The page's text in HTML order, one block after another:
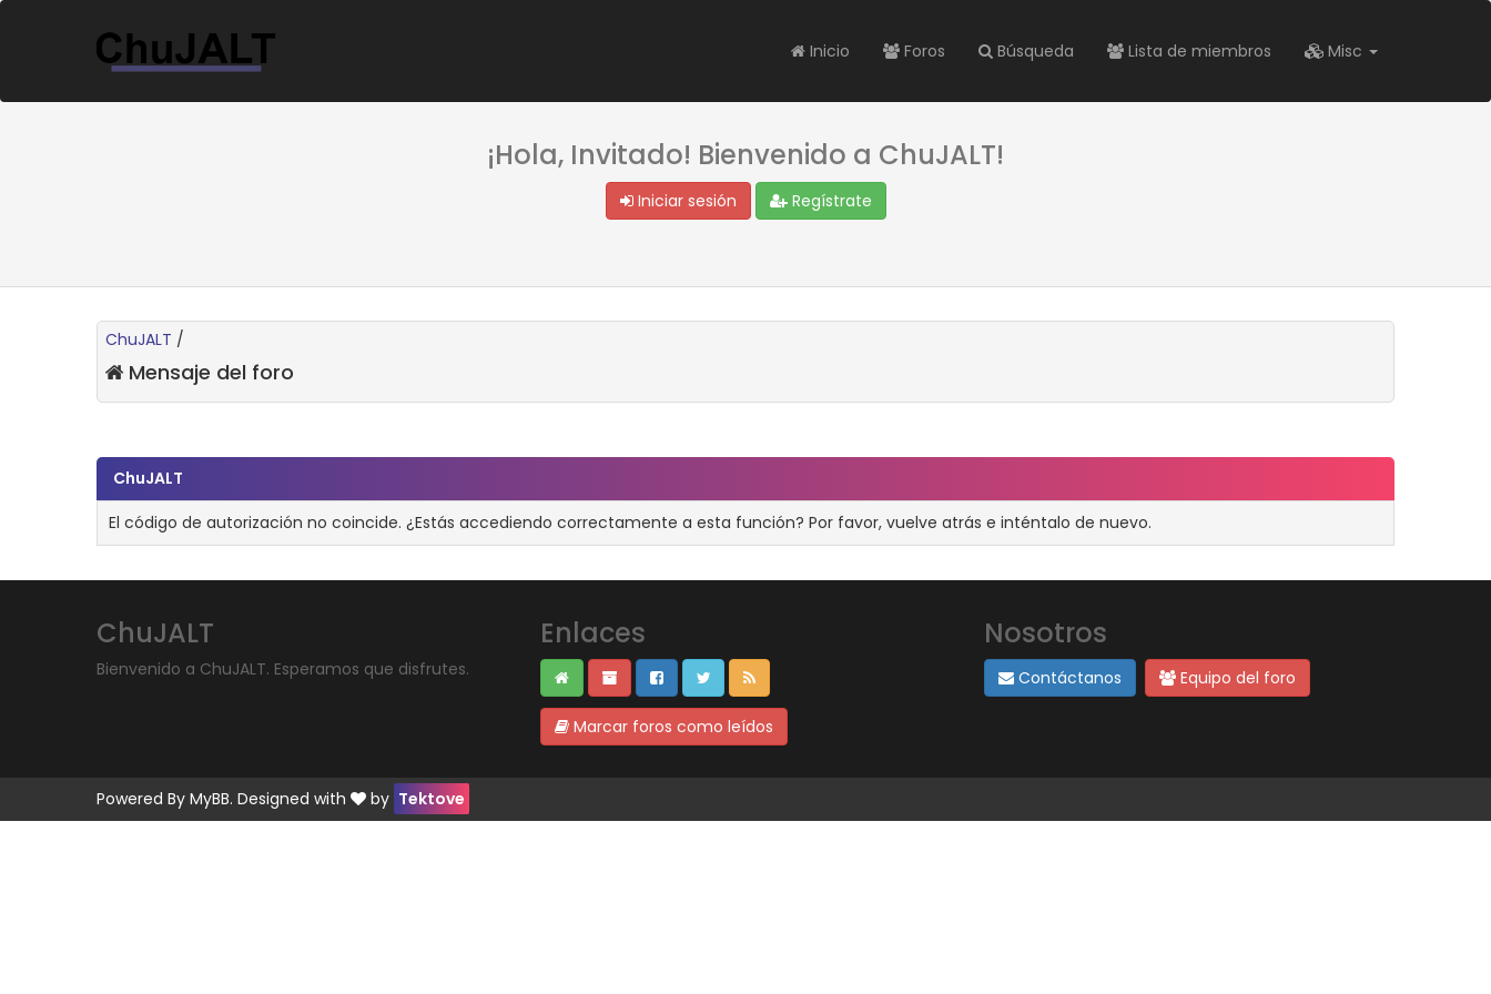
Inicio Foros Búsqueda Lista de miembros Misc
¡Hola, Invitado! Bienvenido a ChuJALT!
Iniciar sesión Regístrate
ChuJALT /
Mensaje del foro
ChuJALT
El código de autorización no coincide. ¿Estás accediendo correctamente a esta función? Por favor, vuelve atrás e inténtalo de nuevo.
ChuJALT
Bienvenido a ChuJALT. Esperamos que disfrutes.
Enlaces
Marcar foros como leídos
Nosotros
Contáctanos Equipo del foro
Powered By MyBB. Designed with by Tektove